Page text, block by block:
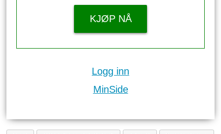
KJØP NÅ
Logg inn
MinSide